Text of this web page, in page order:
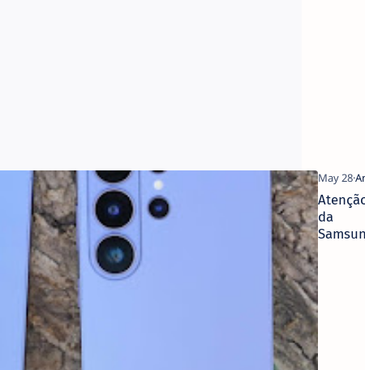
da
Os
dos
Flagship
Podem